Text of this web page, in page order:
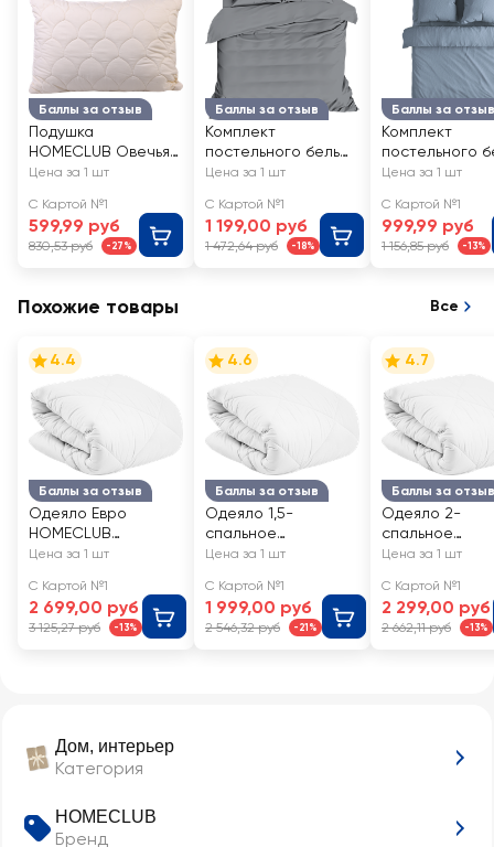
Дом, интерьер
Категория
HOMECLUB
Бренд
Баллы за отзыв
Подушка
HOMECLUB Овечья
шерсть 50x70см
Цена за 1 шт
С Картой №1
599,99 руб
830,53 руб -27%
Баллы за отзыв
Комплект
постельного белья
2-спальный
однотонный,
полисатин, Арт.
НСПС2сер
Цена за 1 шт
С Картой №1
1 199,00 руб
1 472,64 руб -18%
Баллы за отзыв
Комплект
постельного
1,5-спальный
washed,
Цена за 1 шт
С Картой №1
999,99 руб
1 156,85 руб -13%
Похожие товары Все
Баллы за отзыв
4.4
Одеяло Евро
HOMECLUB
Лебяжий пух
509624
Цена за 1 шт
С Картой №1
2 699,00 руб
3 125,27 руб -13%
Баллы за отзыв
4.6
Одеяло 1,5-
спальное
HOMECLUB
140х205см, Арт.
509622
Цена за 1 шт
С Картой №1
1 999,00 руб
2 546,32 руб -21%
Баллы за отзыв
4.7
Одеяло 2-
спальное
HOMECLUB
172х205см, Арт.
509623
Цена за 1 шт
С Картой №1
2 299,00 руб
2 662,11 руб -13%